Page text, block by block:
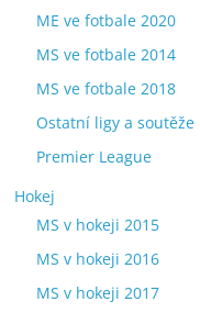
ME ve fotbale 2020
MS ve fotbale 2014
MS ve fotbale 2018
Ostatní ligy a soutěže
Premier League
Hokej
MS v hokeji 2015
MS v hokeji 2016
MS v hokeji 2017